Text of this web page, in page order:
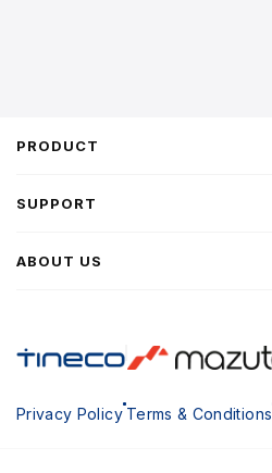
PRODUCT
SUPPORT
ABOUT US
Privacy Policy Terms & Conditions